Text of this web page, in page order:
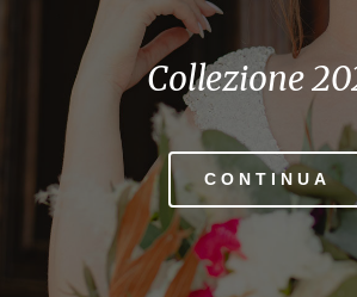
Collezione
CONTINUA